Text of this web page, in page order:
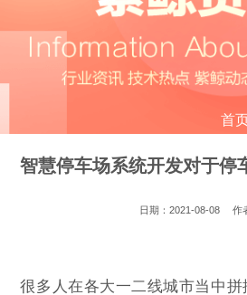
首
智慧停车场系统开发对于停
日期：2021-08-08 作
很多人在各大一二线城市当中